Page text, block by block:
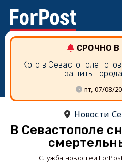
СРОЧНО
Кого в Севастополе
защиты
пт, 07/08/
Новости
В Севастополе
Служба новостей